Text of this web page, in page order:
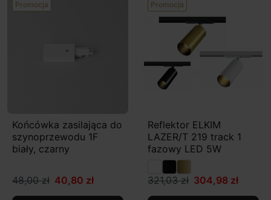
Promocja
Końcówka zasilająca do
szynoprzewodu 1F
biały, czarny
48,00 zł 40,80 zł
Promocja
Reflektor ELKIM
LAZER/T 219 track 1
fazowy LED 5W
321,03 zł 304,98 zł